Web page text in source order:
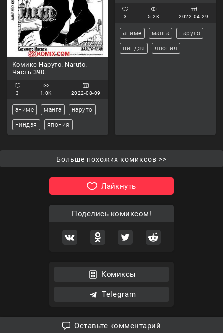
Комикс Наруто. Naruto.
Часть 390.
3 1.0K 2022-08-09
аниме манга наруто
ниндзя япония
3 5.2K 2022-04-29
аниме манга наруто
ниндзя япония
Больше похожих комиксов >>
Лайкнуть
Поделись комиксом!
Комиксы
Telegram
Оставьте комментарий